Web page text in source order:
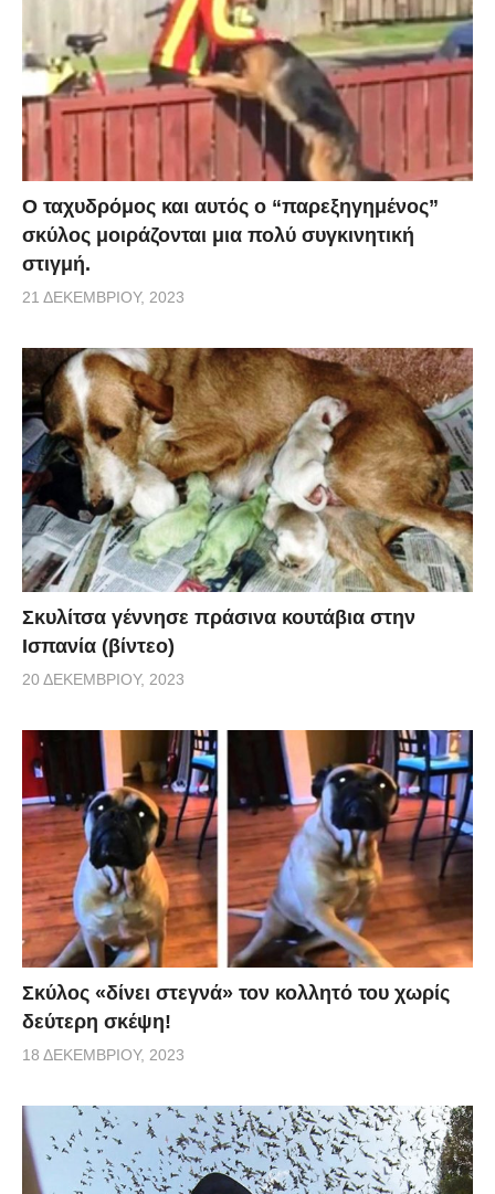
Ο ταχυδρόμος και αυτός ο “παρεξηγημένος”
σκύλος μοιράζονται μια πολύ συγκινητική
στιγμή.
21 ΔΕΚΕΜΒΡΊΟΥ, 2023
Σκυλίτσα γέννησε πράσινα κουτάβια στην
Ισπανία (βίντεο)
20 ΔΕΚΕΜΒΡΊΟΥ, 2023
Σκύλος «δίνει στεγνά» τον κολλητό του χωρίς
δεύτερη σκέψη!
18 ΔΕΚΕΜΒΡΊΟΥ, 2023